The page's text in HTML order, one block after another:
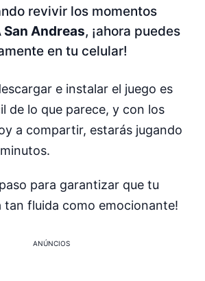
revivir los momentos
San Andreas, ¡ahora puedes
en tu celular!
e instalar el juego es
de lo que parece, y con los
a compartir, estarás jugando
para garantizar que tu
tan fluida como emocionante!
ANÚNCIOS